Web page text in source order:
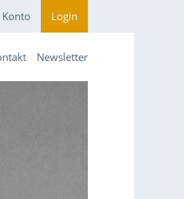
Login
Newsletter